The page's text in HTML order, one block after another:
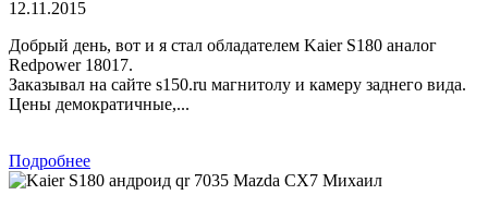
12.11.2015
Добрый день, вот и я стал обладателем Kaier S180 аналог
Redpower 18017.
Заказывал на сайте s150.ru магнитолу и камеру заднего вида.
Цены демократичные,...
Подробнее